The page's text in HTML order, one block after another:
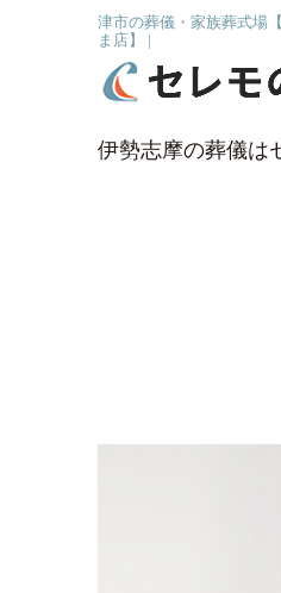
津市の葬儀・家族葬式場
ま店】 |
伊勢志摩の葬儀は